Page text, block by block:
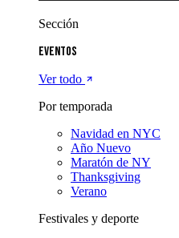
Sección
Eventos
Ver todo
Por temporada
Navidad en NYC
Año Nuevo
Maratón de NY
Thanksgiving
Verano
Festivales y deporte